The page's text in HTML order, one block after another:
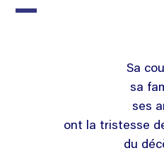
Sa
sa
ses
ont la tristesse
du